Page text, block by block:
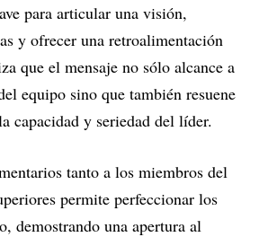
para articular una visión,
y ofrecer una retroalimentación
que el mensaje no sólo alcance a
equipo sino que también resuene
capacidad y seriedad del líder.
tanto a los miembros del
permite perfeccionar los
demostrando una apertura al